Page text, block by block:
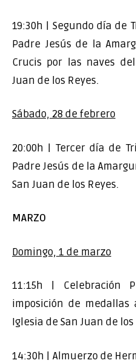
19:30h | Segundo día de
Padre Jesús de la
Crucis por las naves
Juan de los Reyes.
Sábado, 28 de febrero
20:00h | Tercer día de
Padre Jesús de la
San Juan de los Reyes.
MARZO
Domingo, 1 de marzo
11:15h | Celebración
imposición de medallas
Iglesia de San Juan de los
14:30h | Almuerzo de